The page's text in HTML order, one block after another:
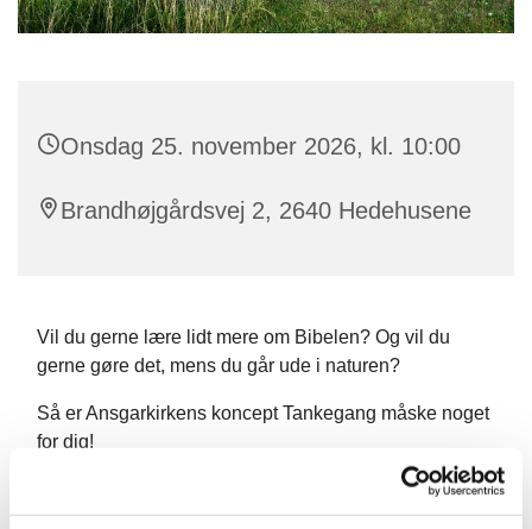
Onsdag 25. november 2026, kl. 10:00
Brandhøjgårdsvej 2, 2640 Hedehusene
Vil du gerne lære lidt mere om Bibelen? Og vil du
gerne gøre det, mens du går ude i naturen?
Så er Ansgarkirkens koncept Tankegang måske noget
for dig!
Vi mødes hver onsdag kl. 10 og går en tur på 4-5 km i
Hedeland. På turen vil vi i små grupper tale om